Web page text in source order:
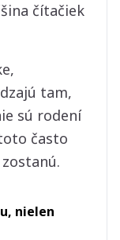
čítačiek
tam,
sú rodení
často
nielen